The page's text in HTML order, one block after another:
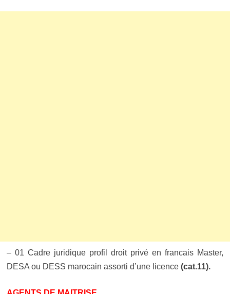
– 01 Cadre juridique profil droit privé en francais Master,
DESA ou DESS marocain assorti d’une licence(cat.11).